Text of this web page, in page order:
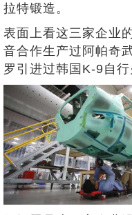
拉特锻造。
表面上看这三家企业
音合作生产过阿帕奇
罗引进过韩国K-9自行